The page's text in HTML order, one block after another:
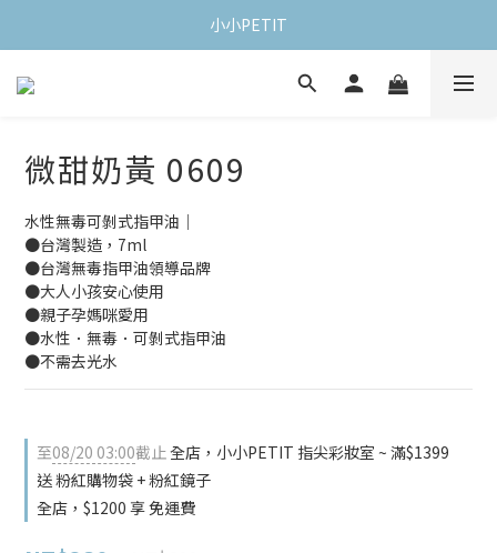
小小PETIT
微甜奶黃 0609
水性無毒可剝式指甲油｜
●台灣製造，7ml
●台灣無毒指甲油領導品牌
●大人小孩安心使用
●親子孕媽咪愛用
●水性．無毒．可剝式指甲油
●不需去光水
至08/20 03:00截止全店，小小PETIT 指尖彩妝室 ~ 滿$1399
送 粉紅購物袋 + 粉紅鏡子
全店，$1200 享 免運費